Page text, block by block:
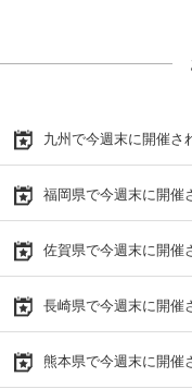
九州で今週末に開催さ
福岡県で今週末に開催
佐賀県で今週末に開催
長崎県で今週末に開催
熊本県で今週末に開催